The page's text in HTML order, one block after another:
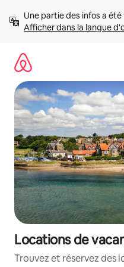
directement
Afficher dans la langue
Locations de
Trouvez et réservez des